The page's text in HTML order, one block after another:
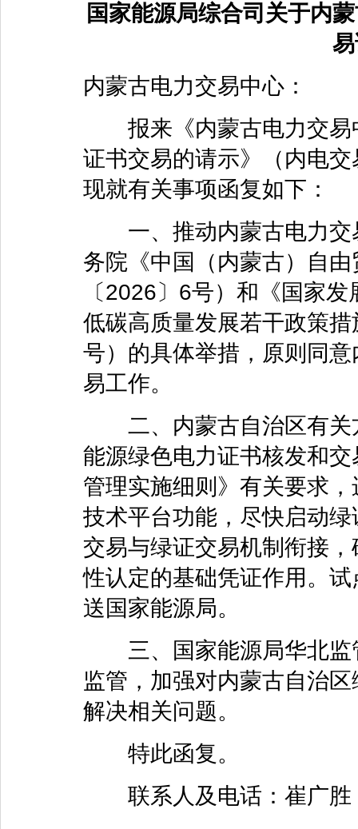
国家能源局综合司关于内
内蒙古电力交易中心：
报来《内蒙古电力交易
证书交易的请示》（内电
现就有关事项函复如下：
一、推动内蒙古电力交
务院《中国（内蒙古）自
〔2026〕6号）和《国家
低碳高质量发展若干政策
号）的具体举措，原则同
易工作。
二、内蒙古自治区有关
能源绿色电力证书核发和
管理实施细则》有关要求
技术平台功能，尽快启动
交易与绿证交易机制衔接
性认定的基础凭证作用。
送国家能源局。
三、国家能源局华北监
监管，加强对内蒙古自治
解决相关问题。
特此函复。
联系人及电话：崔广胜